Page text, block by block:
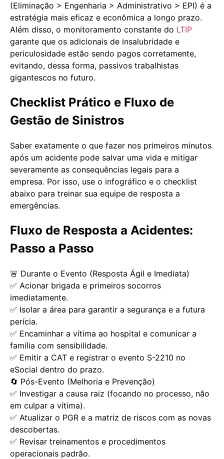
(Eliminação > Engenharia > Administrativo > EPI) é a
estratégia mais eficaz e econômica a longo prazo.
Além disso, o monitoramento constante do LTIP
garante que os adicionais de insalubridade e
periculosidade estão sendo pagos corretamente,
evitando, dessa forma, passivos trabalhistas
gigantescos no futuro.
Checklist Prático e Fluxo de
Gestão de Sinistros
Saber exatamente o que fazer nos primeiros minutos
após um acidente pode salvar uma vida e mitigar
severamente as consequências legais para a
empresa. Por isso, use o infográfico e o checklist
abaixo para treinar sua equipe de resposta a
emergências.
Fluxo de Resposta a Acidentes:
Passo a Passo
🚨 Durante o Evento (Resposta Ágil e Imediata)
✅ Acionar brigada e primeiros socorros
imediatamente.
✅ Isolar a área para garantir a segurança e a futura
perícia.
✅ Encaminhar a vítima ao hospital e comunicar a
família com sensibilidade.
✅ Emitir a CAT e registrar o evento S-2210 no
eSocial dentro do prazo.
🔄 Pós-Evento (Melhoria e Prevenção)
✅ Investigar a causa raiz (focando no processo, não
em culpar a vítima).
✅ Atualizar o PGR e a matriz de riscos com as novas
descobertas.
✅ Revisar treinamentos e procedimentos
operacionais padrão.